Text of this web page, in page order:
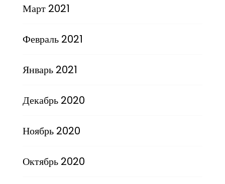
Март 2021
Февраль 2021
Январь 2021
Декабрь 2020
Ноябрь 2020
Октябрь 2020